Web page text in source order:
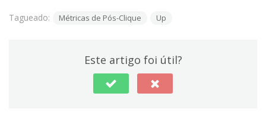
Tagueado: Métricas de Pós-Clique Up
Este artigo foi útil?